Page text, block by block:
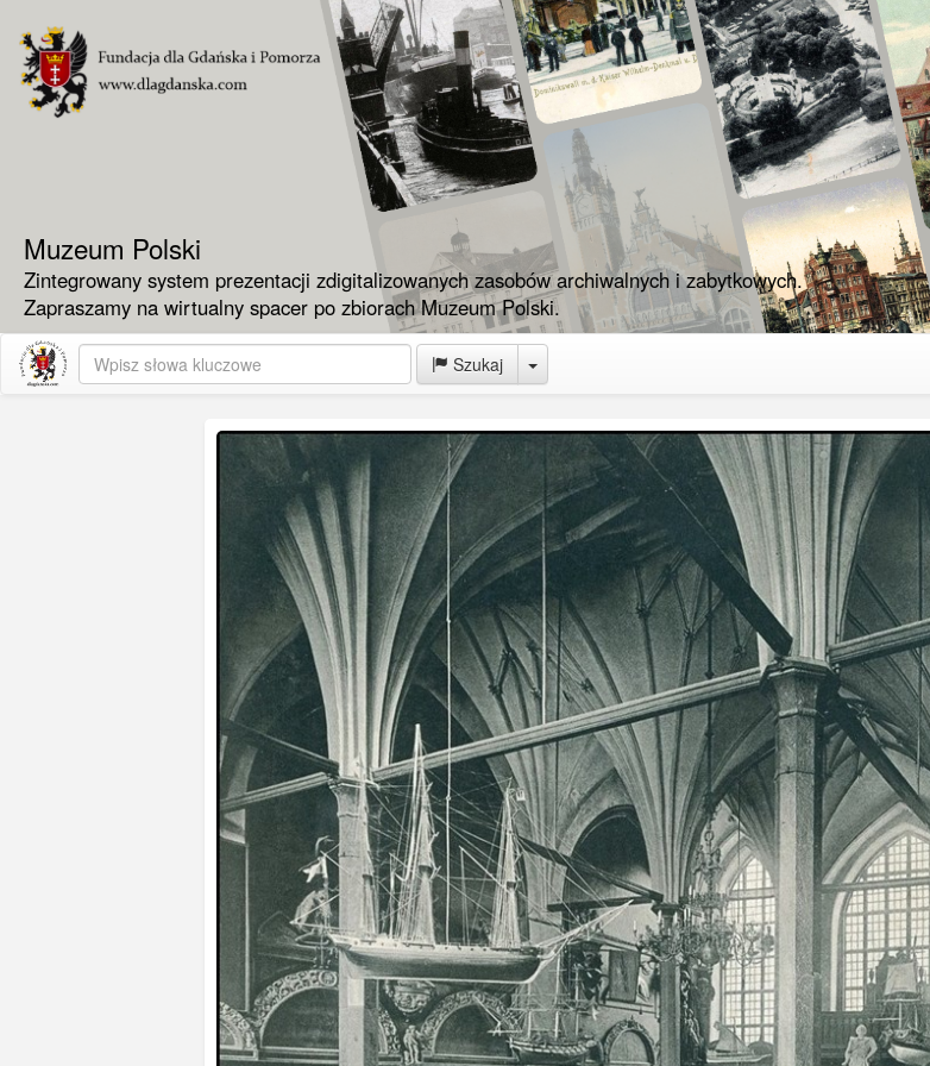
Muzeum Polski
Zintegrowany system prezentacji zdigitalizowanych zasobów archiwalnych i zabytkowych.
Zapraszamy na wirtualny spacer po zbiorach Muzeum Polski.
Szukaj Toggle Dropdown